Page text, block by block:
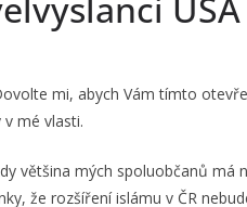
mi, abych Vám tímto
mé vlasti.
většina mých spoluobčanů má
že rozšíření islámu v ČR